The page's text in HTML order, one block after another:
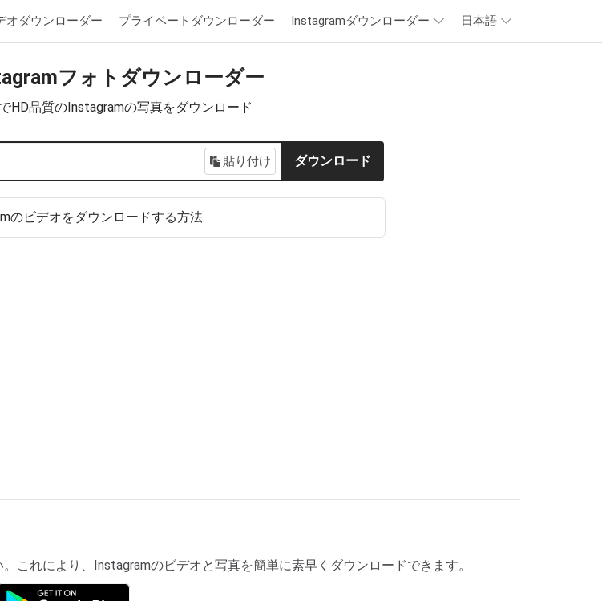
オダウンローダー プライベートダウンローダー Instagramダウンローダー 日本語
フォトダウンローダー
HD品質のInstagramの写真をダウンロード
貼り付け ダウンロード
のビデオをダウンロードする方法
これにより、Instagramのビデオと写真を簡単に素早くダウンロードできます。